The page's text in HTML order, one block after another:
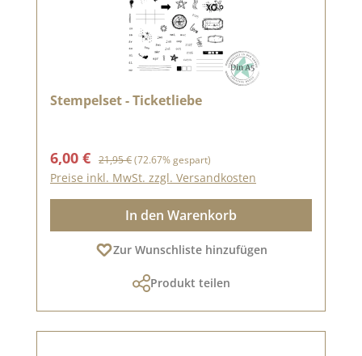
Stempelset - Ticketliebe
Verkaufspreis:
6,00 € Regulärer Preis:
21,95 €(72.67% gespart)
Preise inkl. MwSt. zzgl. Versandkosten
In den Warenkorb
Zur Wunschliste hinzufügen
Produkt teilen